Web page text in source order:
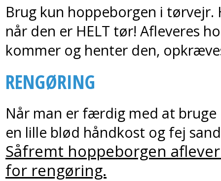
Brug kun hoppeborgen i tørvejr.
når den er HELT tør! Afleveres
kommer og henter den,
RENGØRING
Når man er færdig med at
en lille blød håndkost og fej
Såfremt hoppeborgen
for rengøring.